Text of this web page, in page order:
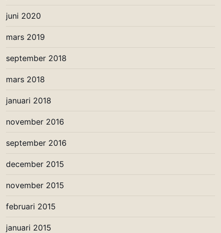
juni 2020
mars 2019
september 2018
mars 2018
januari 2018
november 2016
september 2016
december 2015
november 2015
februari 2015
januari 2015